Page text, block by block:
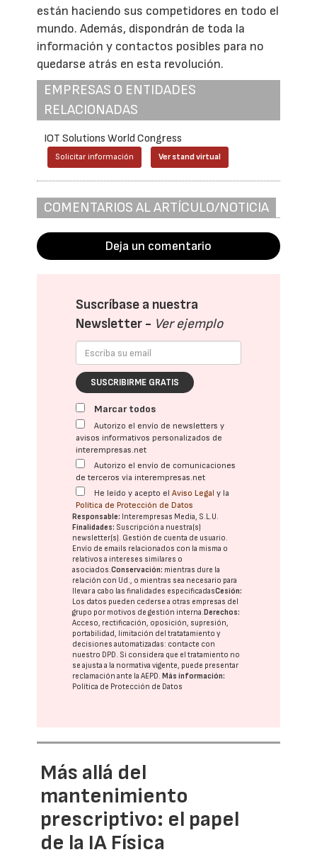
están haciendo sus competidores en todo el
mundo. Además, dispondrán de toda la
información y contactos posibles para no
quedarse atrás en esta revolución.
EMPRESAS O ENTIDADES
RELACIONADAS
IOT Solutions World Congress
Solicitar información Ver stand virtual
COMENTARIOS AL ARTÍCULO/NOTICIA
Deja un comentario
Suscríbase a nuestra
Newsletter - Ver ejemplo
SUSCRIBIRME GRATIS
Marcar todos
Autorizo el envío de newsletters y
avisos informativos personalizados de
interempresas.net
Autorizo el envío de comunicaciones
de terceros vía interempresas.net
He leído y acepto elAviso Legal y la
Política de Protección de Datos
Responsable: Interempresas Media, S.L.U.
Finalidades: Suscripción a nuestra(s)
newsletter(s). Gestión de cuenta de usuario.
Envío de emails relacionados con la misma o
relativos a intereses similares o
asociados.Conservación: mientras dure la
relación con Ud., o mientras sea necesario para
llevar a cabo las finalidades especificadasCesión:
Los datos pueden cederse a otras empresas del
grupo por motivos de gestión interna. Derechos:
Acceso, rectificación, oposición, supresión,
portabilidad, limitación del tratatamiento y
decisiones automatizadas: contacte con
nuestro DPD. Si considera que el tratamiento no
se ajusta a la normativa vigente, puede presentar
reclamación ante laAEPD. Más información:
Política de Protección de Datos
Más allá del
mantenimiento
prescriptivo: el papel
de la IA Física